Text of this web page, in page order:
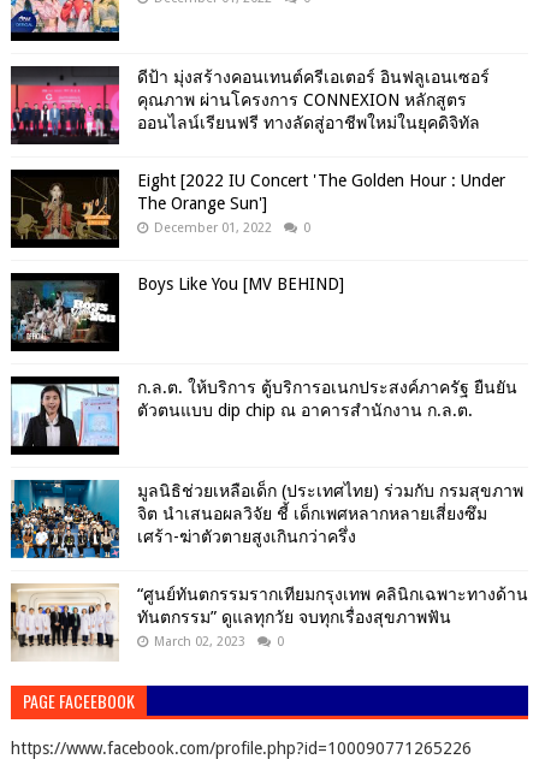
ดีป้า มุ่งสร้างคอนเทนต์ครีเอเตอร์ อินฟลูเอนเซอร์
คุณภาพ ผ่านโครงการ CONNEXION หลักสูตร
ออนไลน์เรียนฟรี ทางลัดสู่อาชีพใหม่ในยุคดิจิทัล
Eight [2022 IU Concert 'The Golden Hour : Under
The Orange Sun']
December 01, 2022 0
Boys Like You [MV BEHIND]
ก.ล.ต. ให้บริการ ตู้บริการอเนกประสงค์ภาครัฐ ยืนยัน
ตัวตนแบบ dip chip ณ อาคารสำนักงาน ก.ล.ต.
มูลนิธิช่วยเหลือเด็ก (ประเทศไทย) ร่วมกับ กรมสุขภาพ
จิต นำเสนอผลวิจัย ชี้ เด็กเพศหลากหลายเสี่ยงซึม
เศร้า-ฆ่าตัวตายสูงเกินกว่าครึ่ง
“ศูนย์ทันตกรรมรากเทียมกรุงเทพ คลินิกเฉพาะทางด้าน
ทันตกรรม” ดูแลทุกวัย จบทุกเรื่องสุขภาพฟัน
March 02, 2023 0
PAGE FACEEBOOK
https://www.facebook.com/profile.php?id=100090771265226